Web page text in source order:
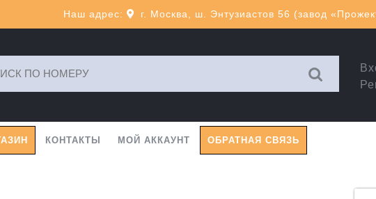
Наш адрес: г. Москва, ш. Энтузиастов 56 (завод
КОНТАКТЫ МОЙ АККАУНТ ОБРАТНАЯ СВЯЗЬ